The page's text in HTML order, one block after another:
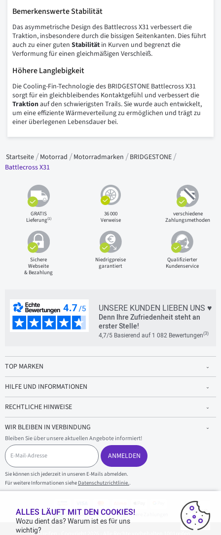
Bemerkenswerte Stabilität
Das asymmetrische Design des Battlecross X31 verbessert die
Traktion, insbesondere durch die bissigen Seitenkanten. Dies führt
auch zu einer guten Stabilität in Kurven und begrenzt die
Verformung für einen gleichmäßigen Verschleiß.
Höhere Langlebigkeit
Die Cooling-Fin-Technologie des BRIDGESTONE Battlecross X31
sorgt für ein gleichbleibendes Kontaktgefühl und verbessert die
Traktionauf den schwierigsten Trails. Sie wurde auch entwickelt,
um eine effiziente Wärmeverteilung zu ermöglichen und trägt zu
einer überlegenen Lebensdauer bei.
Startseite Motorrad Motorradmarken
BRIDGESTONE
Battlecross X31
GRATIS
Lieferung(1)
36 000
Verweise
verschiedene
Zahlungsmethoden
Sichere
Webseite
& Bezahlung
Niedrigpreise
garantiert
Qualifizierter
Kundenservice
UNSERE KUNDEN LIEBEN UNS ♥
Denn Ihre Zufriedenheit steht an
erster Stelle!
4,7/5 Basierend auf 1 082 Bewertungen(3)
TOP MARKEN
HILFE UND INFORMATIONEN
RECHTLICHE HINWEISE
WIR BLEIBEN IN VERBINDUNG
Bleiben Sie über unsere aktuellen Angebote informiert!
E
-
M
a
i
l
ANMELDEN
Sie können sich jederzeit in unseren E-Mails abmelden.
Für weitere Informationen siehe Datenschutzrichtlinie..
100 % sicherer Einkauf und sichere Zahlungen
ALLES LÄUFT MIT DEN COOKIES!
Wozu dient das? Warum ist es für uns
wichtig?